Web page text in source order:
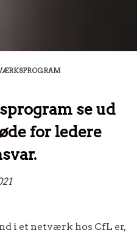
se ud
for ledere
i et netværk hos CfL er,